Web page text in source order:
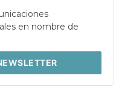
en nombre de